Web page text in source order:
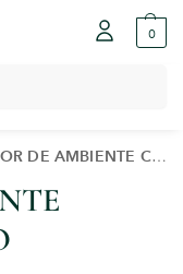
0
AMBIENTE CUBO–CASAMENTO